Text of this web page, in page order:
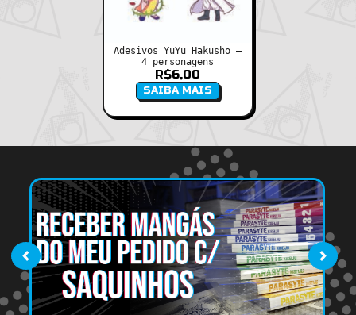
Adesivos YuYu Hakusho –
4 personagens
R$6,00
SAIBA MAIS
‹ ›